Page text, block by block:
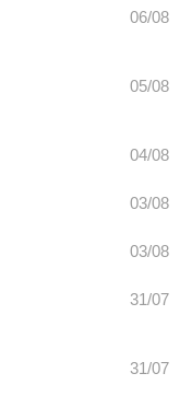
06/08
05/08
04/08
03/08
03/08
31/07
31/07